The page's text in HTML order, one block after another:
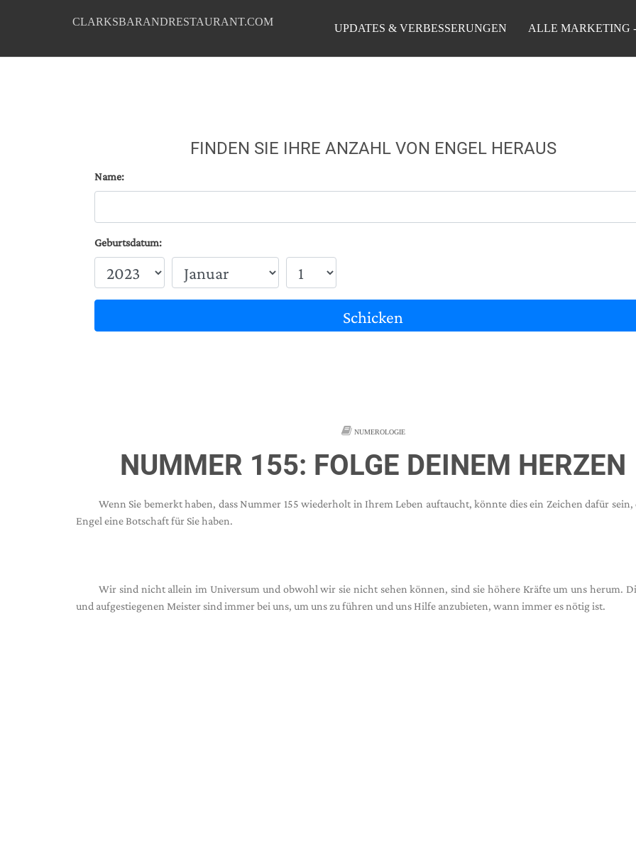
CLARKSBARANDRESTAURANT.COM
UPDATES & VERBESSERUNGEN ALLE MARKETING
FINDEN SIE IHRE ANZAHL VON ENGEL HERAUS
Name:
Geburtsdatum:
Schicken
NUMEROLOGIE
NUMMER 155: FOLGE DEINEM HERZEN
Wenn Sie bemerkt haben, dass Nummer 155 wiederholt in Ihrem Leben auftaucht, könnte dies ein Zeichen dafür sein,
Engel eine Botschaft für Sie haben.
Wir sind nicht allein im Universum und obwohl wir sie nicht sehen können, sind sie höhere Kräfte um uns herum.
und aufgestiegenen Meister sind immer bei uns, um uns zu führen und uns Hilfe anzubieten, wann immer es nötig ist.